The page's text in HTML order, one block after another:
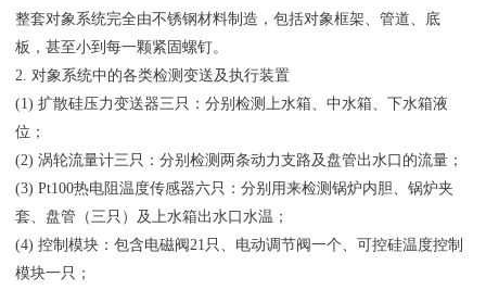
整套对象系统完全由不锈钢材料制造，包括对象框架、管道、底
板，甚至小到每一颗紧固螺钉。
2. 对象系统中的各类检测变送及执行装置
(1) 扩散硅压力变送器三只：分别检测上水箱、中水箱、下水箱液
位；
(2) 涡轮流量计三只：分别检测两条动力支路及盘管出水口的流量；
(3) Pt100热电阻温度传感器六只：分别用来检测锅炉内胆、锅炉夹
套、盘管（三只）及上水箱出水口水温；
(4) 控制模块：包含电磁阀21只、电动调节阀一个、可控硅温度控制
模块一只；